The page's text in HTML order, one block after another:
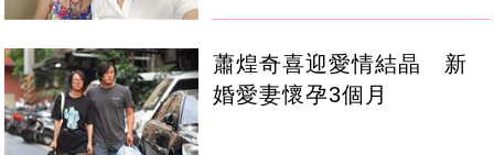
蕭煌奇喜迎愛情結晶 新
婚愛妻懷孕3個月